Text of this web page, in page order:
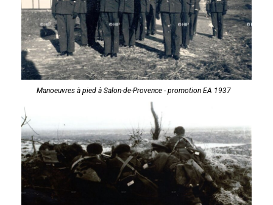
Manoeuvres à pied à Salon-de-Provence - promotion EA 1937